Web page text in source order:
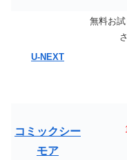
U-NEXT
無料お
コミックシー
モア